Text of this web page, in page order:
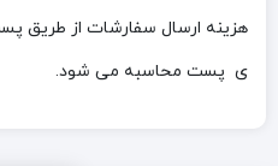
هزینه ارسال سفارشات از طریق
ی پست محاسبه می شود.